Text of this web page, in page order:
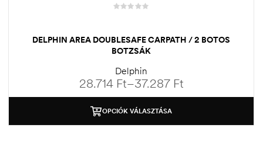
DELPHIN AREA DOUBLESAFE CARPATH / 2 BOTOS
BOTZSÁK
Delphin
28.714 Ft–37.287 Ft
OPCIÓK VÁLASZTÁSA